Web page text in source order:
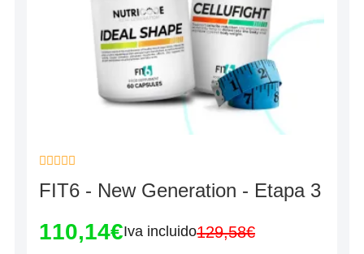
con
5
FIT6 - New Generation - Etapa 3
129,58€
110,14€Iva incluido